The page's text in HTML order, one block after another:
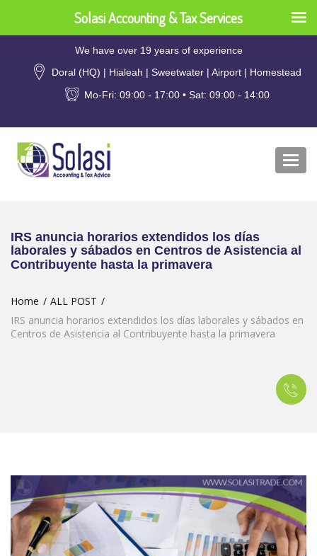
We have over 19 years of experience
Doral (HQ) | Hialeah | Sweetwater | Airport | Homestead
Mo-Fri: 09:00 - 17:00 • Sat: 09:00 - 14:00
IRS anuncia horarios extendidos los días
laborales y sábados en Centros de Asistencia al
Contribuyente hasta la primavera
Home
ALL POST
IRS anuncia horarios extendidos los días laborales y sábados en
Centros de Asistencia al Contribuyente hasta la primavera
Solasi Accounting & Tax Services